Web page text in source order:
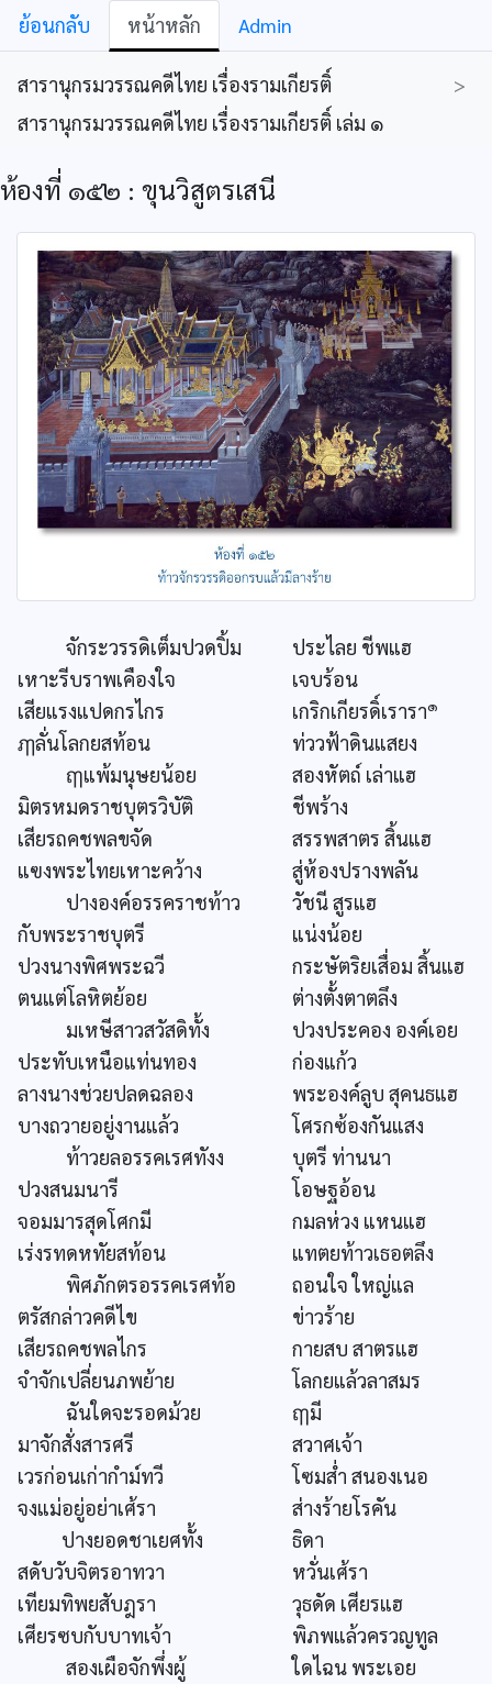
ย้อนกลับ หน้าหลัก Admin
สารานุกรมวรรณคดีไทย เรื่องรามเกียรติ์
>
สารานุกรมวรรณคดีไทย เรื่องรามเกียรติ์ เล่ม ๑
ห้องที่ ๑๕๒ : ขุนวิสูตรเสนี
จักระวรรดิเต็มปวดปิ้ม
ประไลย ชีพแฮ
เหาะรีบราพเคืองใจ
เจบร้อน
เสียแรงแปดกรไกร
เกริกเกียรดิ์เรารา๑
ฦๅลั่นโลกยสท้อน
ท่ววฟ้าดินแสยง
ฤๅแพ้มนุษยน้อย
สองหัตถ์ เล่าแฮ
มิตรหมดราชบุตรวิบัติ
ชีพร้าง
เสียรถคชพลขจัด
สรรพสาตร สิ้นแฮ
แฃงพระไทยเหาะคว้าง
สู่ห้องปรางพลัน
ปางองค์อรรคราชท้าว
วัชนี สูรแฮ
กับพระราชบุตรี
แน่งน้อย
ปวงนางพิศพระฉวี
กระษัตริยเสื่อม สิ้นแฮ
ตนแต่โลหิตย้อย
ต่างตั้งตาตลึง
มเหษีสาวสวัสดิทั้ง
ปวงประคอง องค์เอย
ประทับเหนือแท่นทอง
ก่องแก้ว
ลางนางช่วยปลดฉลอง
พระองค์ลูบ สุคนธแฮ
บางถวายอยู่งานแล้ว
โศรกซ้องกันแสง
ท้าวยลอรรคเรศทังง
บุตรี ท่านนา
ปวงสนมนารี
โอษฐอ้อน
จอมมารสุดโศกมี
กมลห่วง แหนแฮ
เร่งรทดหทัยสท้อน
แทตยท้าวเธอตลึง
พิศภักตรอรรคเรศท้อ
ถอนใจ ใหญ่แล
ตรัสกล่าวคดีไข
ข่าวร้าย
เสียรถคชพลไกร
กายสบ สาตรแฮ
จำจักเปลี่ยนภพย้าย
โลกยแล้วลาสมร
ฉันใดจะรอดม้วย
ฤๅมี
มาจักสั่งสารศรี
สวาศเจ้า
เวรก่อนเก่ากำม์ทวี
โซมส่ำ สนองเนอ
จงแม่อยู่อย่าเศ้รา
ส่างร้ายโรคัน
ปางยอดชาเยศทั้ง
ธิดา
สดับวับจิตรอาทวา
หวั่นเศ้รา
เทียมทิพยสับฎรา
วุธดัด เศียรแฮ
เศียรซบกับบาทเจ้า
พิภพแล้วครวญทูล
สองเผือจักพึ่งผู้
ใดไฉน พระเอย